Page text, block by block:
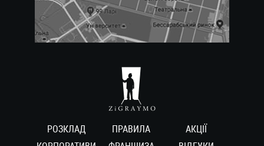
РОЗКЛАД ПРАВИЛА
АКЦІЇ